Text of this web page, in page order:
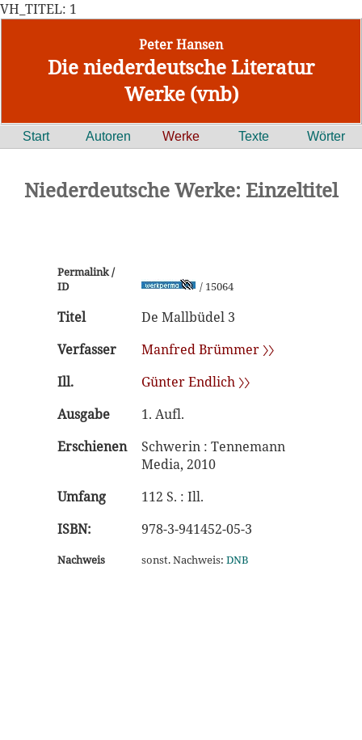
VH_TITEL: 1
Peter Hansen
Die niederdeutsche Literatur
Werke (vnb)
Start Autoren Werke Texte Wörter
Niederdeutsche Werke: Einzeltitel
Permalink /
ID
/ 15064
Titel
De Mallbüdel 3
Verfasser
Manfred Brümmer 〉〉
Ill.
Günter Endlich 〉〉
Ausgabe
1. Aufl.
Erschienen
Schwerin : Tennemann
Media, 2010
Umfang
112 S. : Ill.
ISBN:
978-3-941452-05-3
Nachweis sonst. Nachweis: DNB